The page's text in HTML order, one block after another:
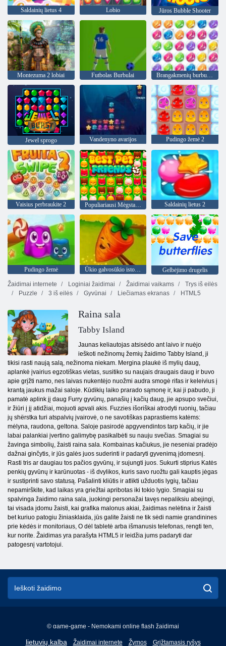
Saldainių lietus 4 Lobio Jūros Bubble Shooter
Montezuma 2 lobiai Futbolas Burbulai Brangakmenių burbuliukai 3
Jewel sprogo Vandenyno avarijos Pudingo žemė 2
Vaisius perbraukite 2 Populiariausi Mėgstamiausi Draugai Saldainių lietus 2
Pudingo žemė Ūkio galvosūkio istorija
Gelbėjimo drugelis
Žaidimai internete
Loginiai žaidimai Žaidimai vaikams
Trys iš eilės
Puzzle
3 iš eilės Gyvūnai Liečiamas ekranas HTML5
Raina sala
Tabby Island
Jaunas keliautojas atsisėdo ant laivo ir nuėjo
ieškoti nežinomų žemių žaidimo Tabby Island, ji
tikisi rasti naują salą, nežinoma niekam. Mergina plaukė iš mylių daug,
aplankė įvairius egzotiškas vietas, susitiko su naujais draugais daug ir buvo
apie grįžti namo, nes laivas nukentėjo nuožmi audra smogė rifas ir keleivius į
krantą jaukus mažai saloje. Kūdikių laiko prarado sąmonę ir, kai ji pabudo, ji
pamatė aplink jį daug Furry gyvūnų, panašių į kačių daug, jie apsupo svečiui,
ir žiūri į jį atidžiai, mojuoti apvali akis. Fuzzies išoriškai atrodyti ruonių, tačiau
jų shёrstka turi atspalvių įvairovė, o ne savotiškas paprastiems katėms:
mėlyna, raudona, geltona. Saloje pasirodė apgyvendintos tarp kačių, ir jie
labai palankiai įvertino galimybę pasikalbėti su nauju svečias. Smagiai su
žavinga simbolių, žaisti raina sala. Kombainas kačiukus, jie neseniai pradėjo
dažnai ginčytis, ir jūs galės juos suderinti ir padaryti gyvenimą įdomesnį.
Rasti tris ar daugiau tos pačios gyvūnų, ir sujungti juos. Sukurti stiprius Katės
penkių gyvūnų ir karūnuotas - iš dvylikos, kuris savo ruožtu gali kauptis jėgas
ir sustiprinti savo statusą. Pašalinti kliūtis ir atlikti užduotis lygių, tačiau
nepamirškite, kad laikas yra griežtai apribotas iki tokio lygio. Smagiai su
spalvinga žaidimo raina sala, juokingi personažai tavęs nepaliksiu abejingi,
tai visada įdomu žaisti, kai grafika malonus akiai, žaidimas nelėtina ir žaisti
bet kuriuo patogiu žiniasklaida, jūs galite žaisti ne tik sėdi namie grandinines
prie kėdės ir monitoriaus, O dėl tabletė arba išmanusis telefonas, rengti ten,
kur norite. Žaidimas yra parašyta HTML5 ir leidžia jums padaryti dar
patogesnį vartotojui.
© game-game - Nemokami online flash žaidimai
lietuvių kalba
English
Žaidimai internete Žymos Grįžtamasis ryšys